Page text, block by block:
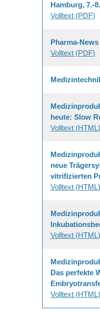
Hamburg, 7.-
Volltext (PDF)
Pharma-News
Volltext (PDF)
heute: Slow
Volltext (HTML)
neue
vitrifizierten
Volltext (HTML)
Volltext (HTML)
Das perfekte
Volltext (HTML)